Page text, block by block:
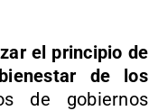
el principio de
de los
de gobiernos